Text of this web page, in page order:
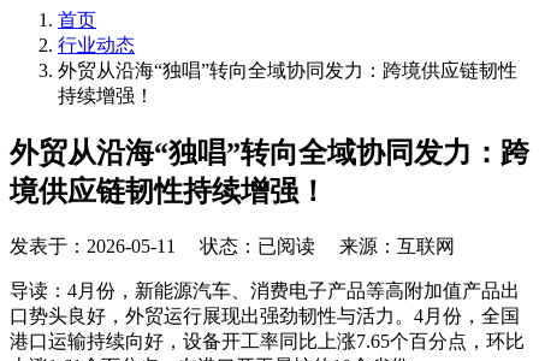
首页
行业动态
外贸从沿海“独唱”转向全域协同发力：跨境供应链韧性
持续增强！
外贸从沿海“独唱”转向全域协同发力：跨
境供应链韧性持续增强！
发表于： 2026-05-11 状态：已阅读 来源：互联网
导读：4月份，新能源汽车、消费电子产品等高附加值产品出
口势头良好，外贸运行展现出强劲韧性与活力。4月份，全国
港口运输持续向好，设备开工率同比上涨7.65个百分点，环比